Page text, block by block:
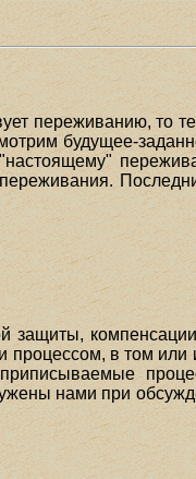
переживанию, то
будущее-
защиты,
процессом, в том или
нами при